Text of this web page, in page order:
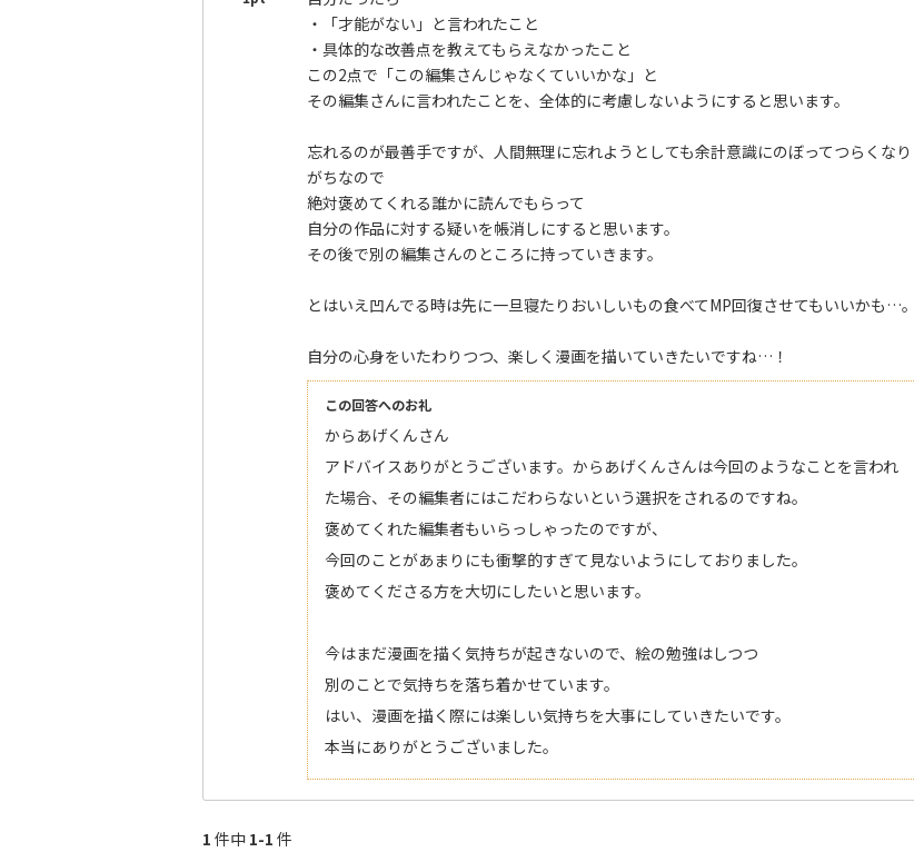
・「才能がない」と言われたこと
・具体的な改善点を教えてもらえなかったこと
この2点で「この編集さんじゃなくていいかな」と
その編集さんに言われたことを、全体的に考慮しないようにすると思います。
忘れるのが最善手ですが、人間無理に忘れようとしても余計意識にのぼってつらくなり
がちなので
絶対褒めてくれる誰かに読んでもらって
自分の作品に対する疑いを帳消しにすると思います。
その後で別の編集さんのところに持っていきます。
とはいえ凹んでる時は先に一旦寝たりおいしいもの食べてMP回復させてもいいかも…。
自分の心身をいたわりつつ、楽しく漫画を描いていきたいですね…！
この回答へのお礼
からあげくんさん
アドバイスありがとうございます。からあげくんさんは今回のようなことを言われ
た場合、その編集者にはこだわらないという選択をされるのですね。
褒めてくれた編集者もいらっしゃったのですが、
今回のことがあまりにも衝撃的すぎて見ないようにしておりました。
褒めてくださる方を大切にしたいと思います。
今はまだ漫画を描く気持ちが起きないので、絵の勉強はしつつ
別のことで気持ちを落ち着かせています。
はい、漫画を描く際には楽しい気持ちを大事にしていきたいです。
本当にありがとうございました。
1 件中 1-1 件